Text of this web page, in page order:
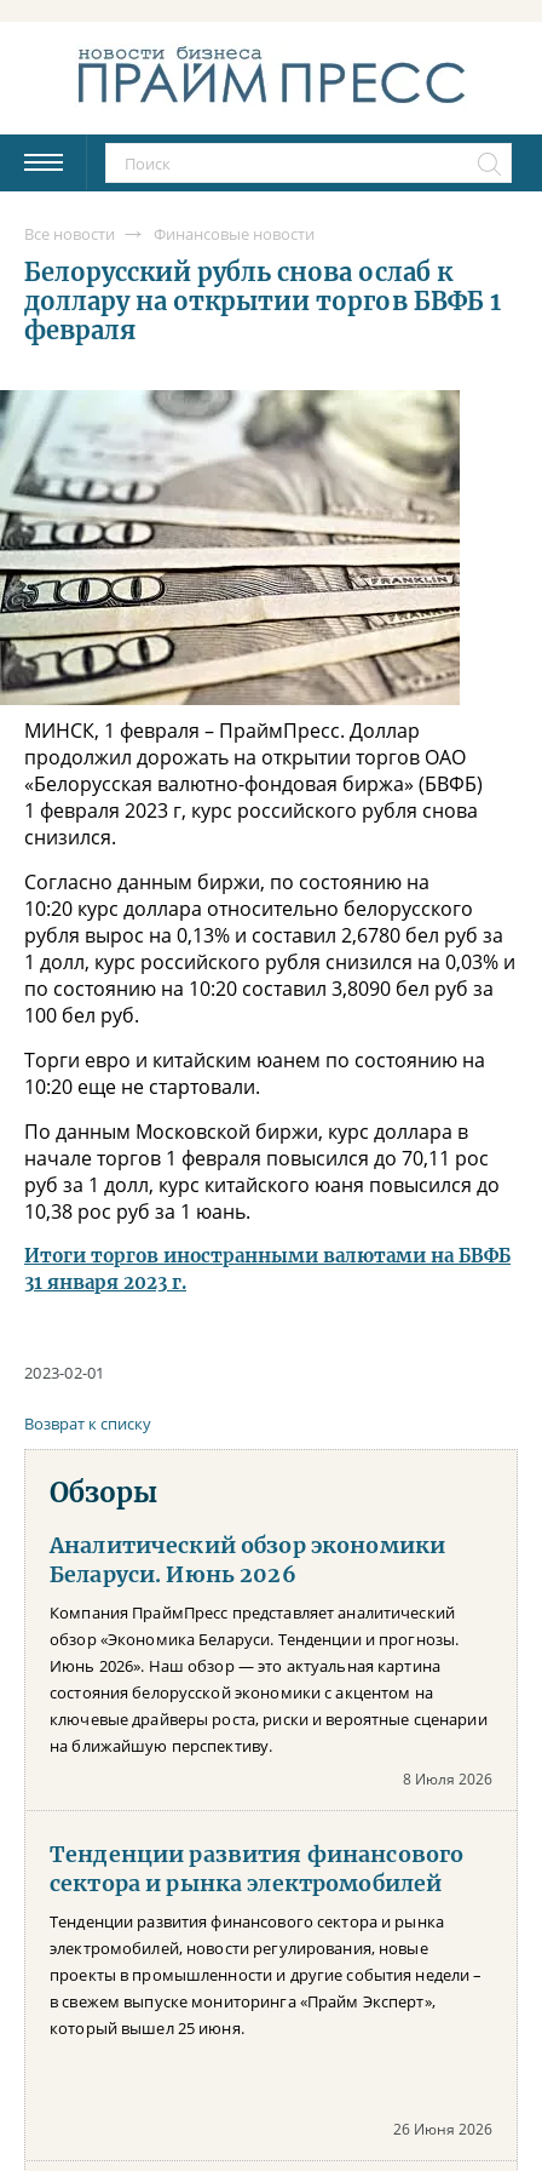
Все новости Финансовые новости
Белорусский рубль снова ослаб к
доллару на открытии торгов БВФБ 1
февраля
МИНСК, 1 февраля – ПраймПресс. Доллар
продолжил дорожать на открытии торгов ОАО
«Белорусская валютно-фондовая биржа» (БВФБ)
1 февраля 2023 г, курс российского рубля снова
снизился.
Согласно данным биржи, по состоянию на
10:20 курс доллара относительно белорусского
рубля вырос на 0,13% и составил 2,6780 бел руб за
1 долл, курс российского рубля снизился на 0,03% и
по состоянию на 10:20 составил 3,8090 бел руб за
100 бел руб.
Торги евро и китайским юанем по состоянию на
10:20 еще не стартовали.
По данным Московской биржи, курс доллара в
начале торгов 1 февраля повысился до 70,11 рос
руб за 1 долл, курс китайского юаня повысился до
10,38 рос руб за 1 юань.
Итоги торгов иностранными валютами на БВФБ
31 января 2023 г.
2023-02-01
Возврат к списку
Обзоры
Аналитический обзор экономики
Беларуси. Июнь 2026
Компания ПраймПресс представляет аналитический
обзор «Экономика Беларуси. Тенденции и прогнозы.
Июнь 2026». Наш обзор — это актуальная картина
состояния белорусской экономики с акцентом на
ключевые драйверы роста, риски и вероятные сценарии
на ближайшую перспективу.
8 Июля 2026
Тенденции развития финансового
сектора и рынка электромобилей
Тенденции развития финансового сектора и рынка
электромобилей, новости регулирования, новые
проекты в промышленности и другие события недели –
в свежем выпуске мониторинга «Прайм Эксперт»,
который вышел 25 июня.
26 Июня 2026